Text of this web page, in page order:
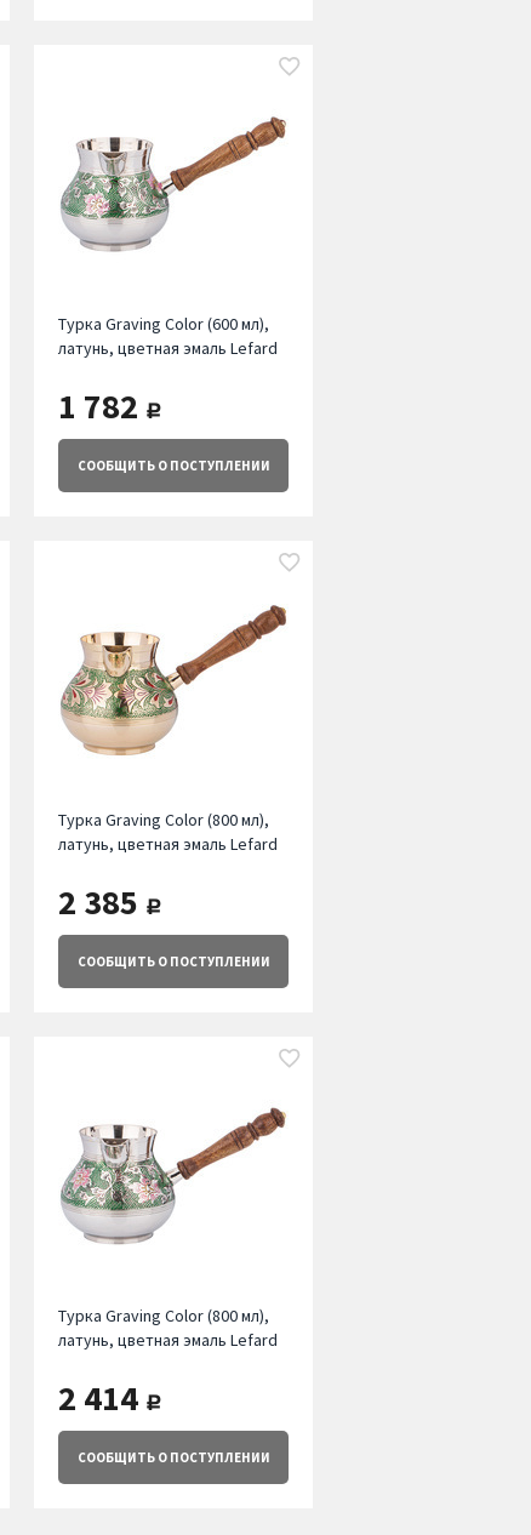
Турка Graving Color (600 мл),
латунь, цветная эмаль Lefard
1 782 руб.
СООБЩИТЬО ПОСТУПЛЕНИИ
Турка Graving Color (800 мл),
латунь, цветная эмаль Lefard
2 385 руб.
СООБЩИТЬО ПОСТУПЛЕНИИ
Турка Graving Color (800 мл),
латунь, цветная эмаль Lefard
2 414 руб.
СООБЩИТЬО ПОСТУПЛЕНИИ